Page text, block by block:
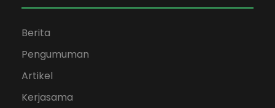
Berita
Pengumuman
Artikel
Kerjasama